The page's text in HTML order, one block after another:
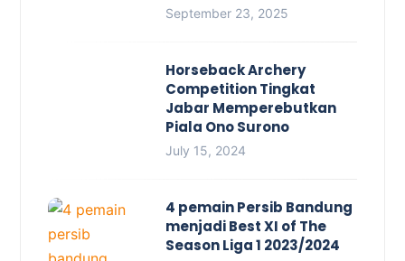
September 23, 2025
Horseback Archery
Competition Tingkat
Jabar Memperebutkan
Piala Ono Surono
July 15, 2024
4 pemain Persib Bandung
menjadi Best XI of The
Season Liga 1 2023/2024